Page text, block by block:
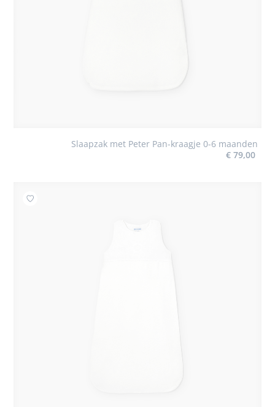
Slaapzak met Peter Pan-kraagje 0-6 maanden
€ 79,00
Toevoegen aan mijn favorieten : Meegroeislaapzak 6-